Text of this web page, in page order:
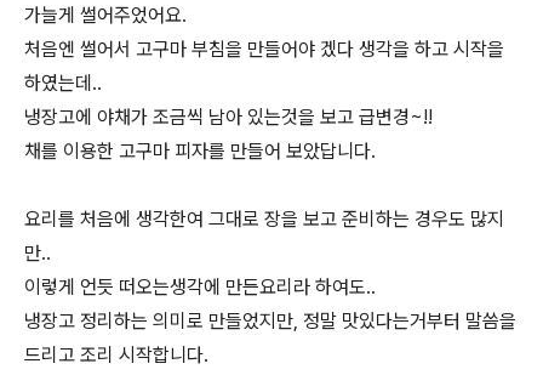
가늘게 썰어주었어요.
처음엔 썰어서 고구마 부침을 만들어야 겠다 생각을 하고 시작을
하였는데..
냉장고에 야채가 조금씩 남아 있는것을 보고 급변경~!!
채를 이용한 고구마 피자를 만들어 보았답니다.
요리를 처음에 생각한여 그대로 장을 보고 준비하는 경우도 많지
만..
이렇게 언듯 떠오는생각에 만든요리라 하여도..
냉장고 정리하는 의미로 만들었지만, 정말 맛있다는거부터 말씀을
드리고 조리 시작합니다.